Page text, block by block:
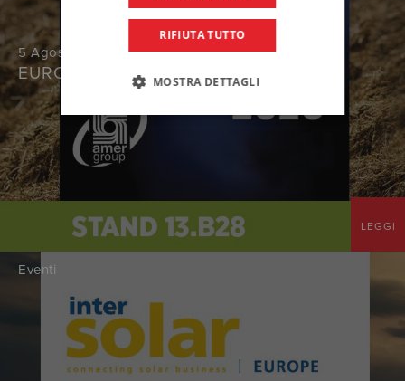
5 Agosto 2026
EUROTIER
LEGGI
Eventi
RIFIUTA TUTTO
MOSTRA DETTAGLI